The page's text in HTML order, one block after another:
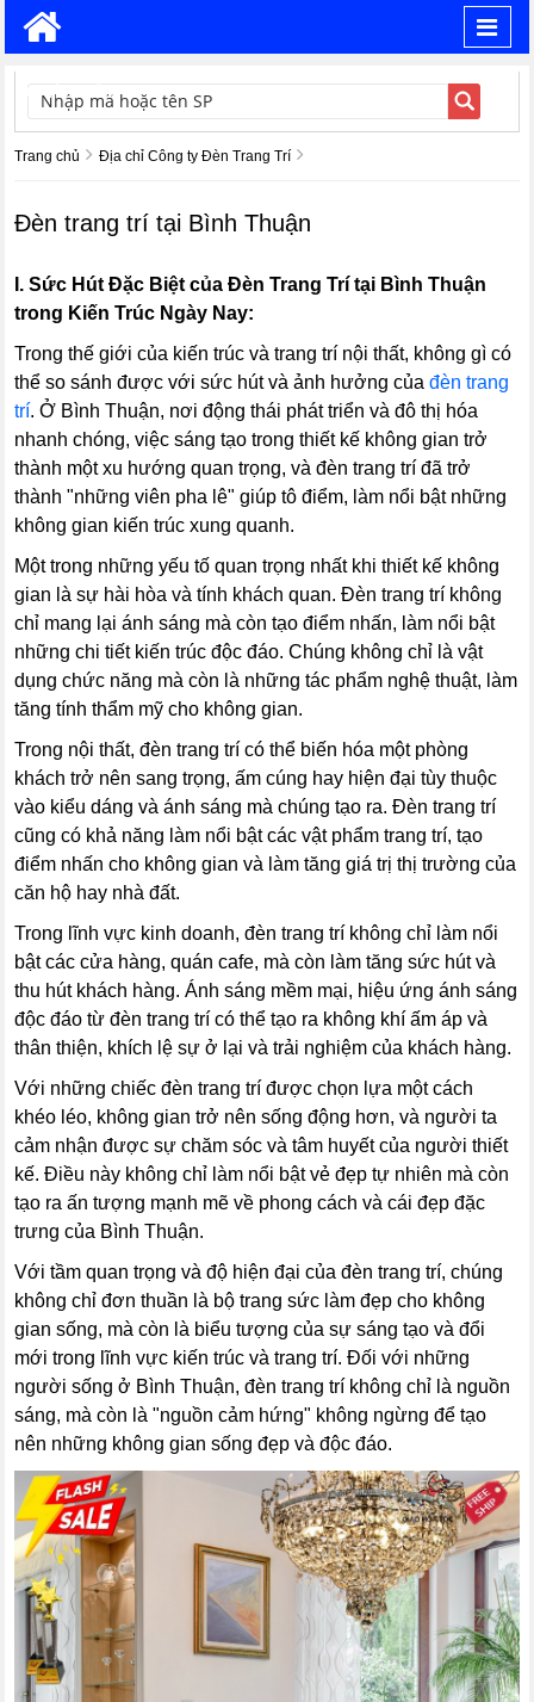
TÌM KIẾM
Trang chủ Địa chỉ Công ty Đèn Trang Trí
Đèn trang trí tại Bình Thuận
I.Sức Hút Đặc Biệt của Đèn Trang Trítại Bình Thuận
trong Kiến Trúc Ngày Nay:
Trong thế giới của kiến trúc và trang trí nội thất, không gì có
thể so sánh được với sức hút và ảnh hưởng củađèn trang
trí. Ở Bình Thuận, nơi động thái phát triển và đô thị hóa
nhanh chóng, việc sáng tạo trong thiết kế không gian trở
thành một xu hướng quan trọng, và đèn trang trí đã trở
thành "những viên pha lê" giúp tô điểm, làm nổi bật những
không gian kiến trúc xung quanh.
Một trong những yếu tố quan trọng nhất khi thiết kế không
gian là sự hài hòa và tính khách quan. Đèn trang trí không
chỉ mang lại ánh sáng mà còn tạo điểm nhấn, làm nổi bật
những chi tiết kiến trúc độc đáo. Chúng không chỉ là vật
dụng chức năng mà còn là những tác phẩm nghệ thuật, làm
tăng tính thẩm mỹ cho không gian.
Trong nội thất, đèn trang trí có thể biến hóa một phòng
khách trở nên sang trọng, ấm cúng hay hiện đại tùy thuộc
vào kiểu dáng và ánh sáng mà chúng tạo ra. Đèn trang trí
cũng có khả năng làm nổi bật các vật phẩm trang trí, tạo
điểm nhấn cho không gian và làm tăng giá trị thị trường của
căn hộ hay nhà đất.
Trong lĩnh vực kinh doanh, đèn trang trí không chỉ làm nổi
bật các cửa hàng, quán cafe, mà còn làm tăng sức hút và
thu hút khách hàng. Ánh sáng mềm mại, hiệu ứng ánh sáng
độc đáo từ đèn trang trí có thể tạo ra không khí ấm áp và
thân thiện, khích lệ sự ở lại và trải nghiệm của khách hàng.
Với những chiếc đèn trang trí được chọn lựa một cách
khéo léo, không gian trở nên sống động hơn, và người ta
cảm nhận được sự chăm sóc và tâm huyết của người thiết
kế. Điều này không chỉ làm nổi bật vẻ đẹp tự nhiên mà còn
tạo ra ấn tượng mạnh mẽ về phong cách và cái đẹp đặc
trưng của Bình Thuận.
Với tầm quan trọng và độ hiện đại của đèn trang trí, chúng
không chỉ đơn thuần là bộ trang sức làm đẹp cho không
gian sống, mà còn là biểu tượng của sự sáng tạo và đổi
mới trong lĩnh vực kiến trúc và trang trí. Đối với những
người sống ở Bình Thuận, đèn trang trí không chỉ là nguồn
sáng, mà còn là "nguồn cảm hứng" không ngừng để tạo
nên những không gian sống đẹp và độc đáo.